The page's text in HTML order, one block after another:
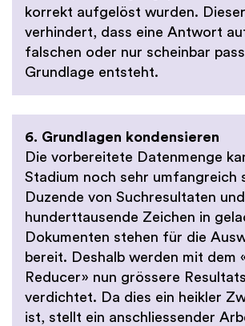
korrekt aufgelöst wurden.
verhindert, dass eine Antwort
falschen oder nur scheinbar
Grundlage entsteht.
6. Grundlagen kondensieren
Die vorbereitete Datenmenge
Stadium noch sehr umfangreich
Duzende von Suchresultaten und
hunderttausende Zeichen in
Dokumenten stehen für die
bereit. Deshalb werden mit dem
Reducer» nun grössere
verdichtet. Da dies ein heikler
ist, stellt ein anschliessender